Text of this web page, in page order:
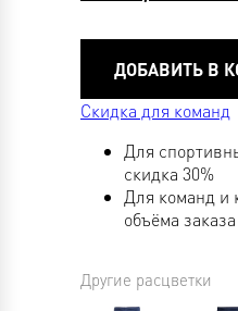
Скидка для команд
Для
скидка 30%
Для команд и
объёма заказа
Другие расцветки